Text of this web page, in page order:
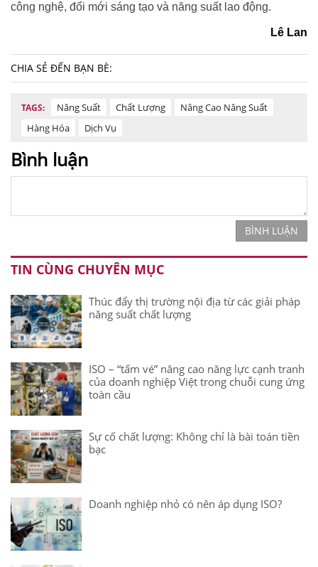
công nghệ, đổi mới sáng tạo và năng suất lao động.
Lê Lan
CHIA SẺ ĐẾN BẠN BÈ:
TAGS: Năng Suất Chất Lượng
Nâng Cao Năng Suất
Hàng Hóa
Dịch Vụ
Bình luận
BÌNH LUẬN
TIN CÙNG CHUYÊN MỤC
Thúc đẩy thị trường nội địa từ các giải pháp
năng suất chất lượng
ISO – “tấm vé” nâng cao năng lực cạnh tranh
của doanh nghiệp Việt trong chuỗi cung ứng
toàn cầu
Sự cố chất lượng: Không chỉ là bài toán tiền
bạc
Doanh nghiệp nhỏ có nên áp dụng ISO?